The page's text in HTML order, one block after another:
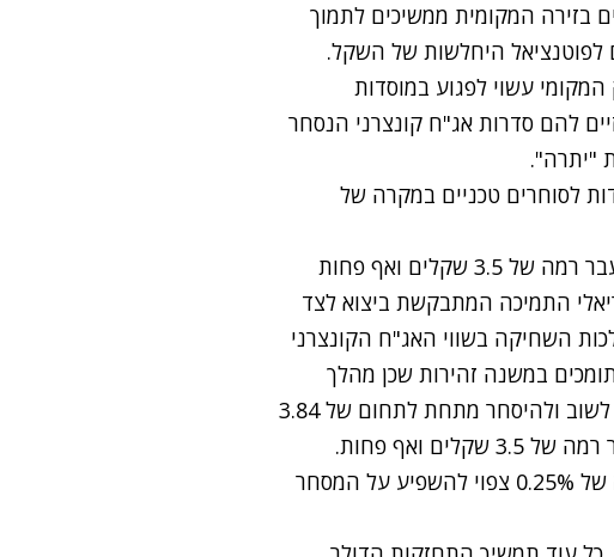
בזירה המקומית ממשיכים לתמוך
לפוטנציאל היחלשות של השקל.
עשוי לפגוע במוסדות
להם סדרות אג"ח קונצרני הנסחר
"יתרה".
התנגדות לסוחרים טכניים במקרה של
בראיה לטווח ארוך לדעתנו עשוי השקל לשוב ולהתחזק לעבר רמה של 3.5 שקלים ואף פחות
התמיכה המתבקשת ביצוא לצד
השחיקה בשווי האג"ח הקונצרני
במשנה זהירות שכן מהלך
ההיחלשות של השקל טרם בא לידי מיצוי וכי הדולר נדרש לשוב ולהיסחר מתחת לתחום של 3.84
כלל פורקס: שינוי של הריבית היום מעל או מתחת להורדה של 0.25% צפוי להשפיע על המסחר